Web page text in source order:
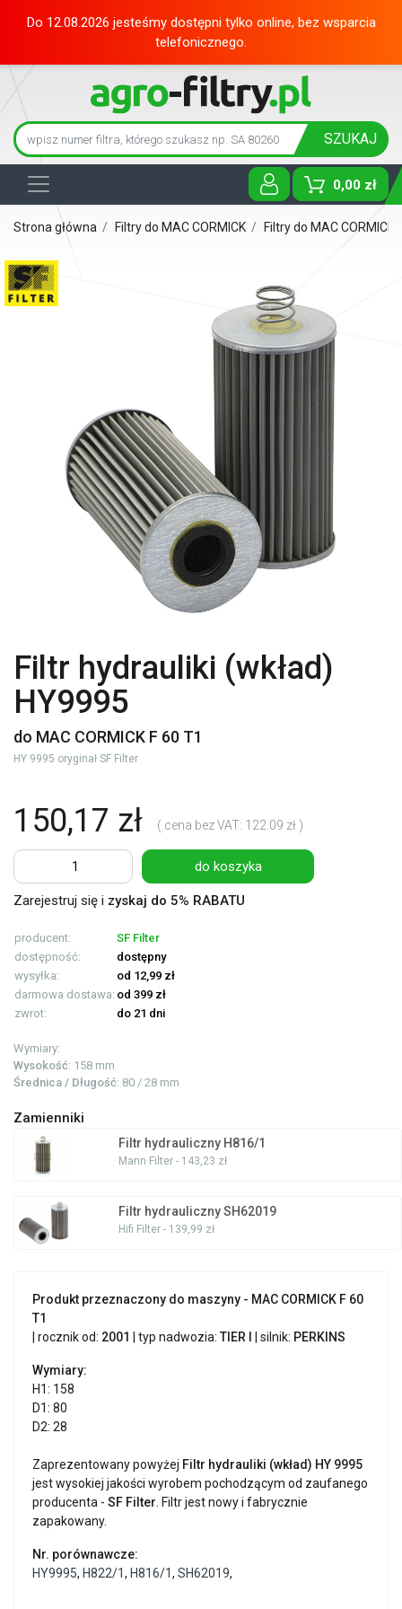
Do 12.08.2026 jesteśmy dostępni tylko online, bez wsparcia
telefonicznego.
SZUKAJ
0,00 zł
Toggle
Strona główna / Filtry do MAC CORMICK / Filtry do MAC CORMICK
Filtr hydrauliki (wkład)
HY9995
do MAC CORMICK F 60 T1
HY 9995 oryginał SF Filter
150,17 zł ( cena bez VAT: 122.09 zł )
do koszyka
Zarejestruj się i zyskaj do 5% RABATU
producent:
SF Filter
dostępność:
dostępny
wysyłka:
od 12,99 zł
darmowa dostawa: od 399 zł
zwrot:
do 21 dni
Wymiary:
Wysokość: 158 mm
Średnica / Długość: 80 / 28 mm
Zamienniki
Filtr hydrauliczny H816/1
Mann Filter - 143,23 zł
Filtr hydrauliczny SH62019
Hifi Filter - 139,99 zł
Produkt przeznaczony do maszyny - MAC CORMICK F 60
T1
| rocznik od: 2001 | typ nadwozia: TIER I | silnik: PERKINS
Wymiary:
H1: 158
D1: 80
D2: 28
Zaprezentowany powyżej Filtr hydrauliki (wkład) HY 9995
jest wysokiej jakości wyrobem pochodzącym od zaufanego
producenta - SF Filter . Filtr jest nowy i fabrycznie
zapakowany.
Nr. porównawcze:
HY9995, H822/1, H816/1, SH62019,